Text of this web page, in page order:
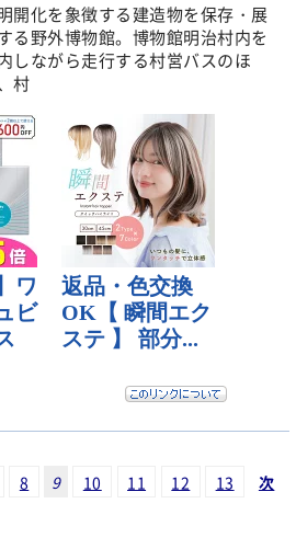
開化を象徴する建造物を保存・展
る野外博物館。博物館明治村内を
しながら走行する村営バスのほ
村
8 9 10 11 12 13
次